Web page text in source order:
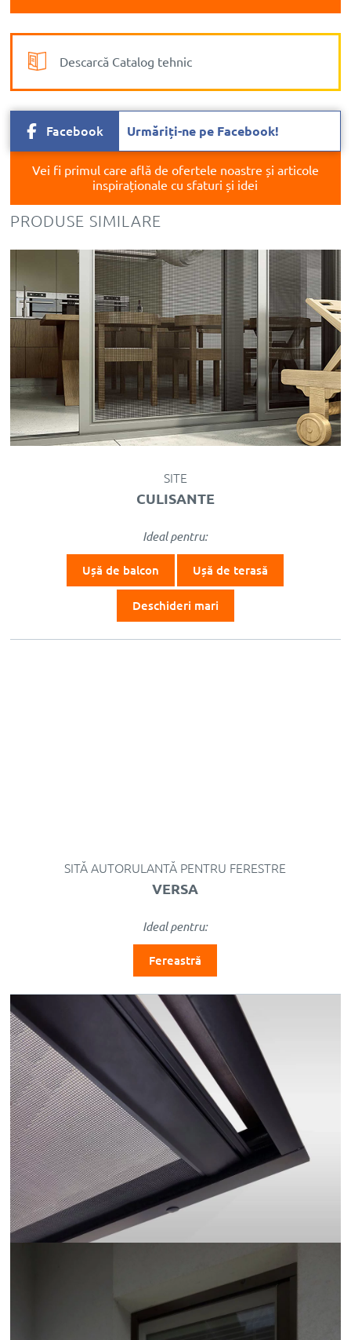
Descarcă Catalog tehnic
Facebook Urmăriți-ne pe Facebook!
Vei fi primul care află de ofertele noastre și articole
inspiraționale cu sfaturi și idei
PRODUSE SIMILARE
SITE
CULISANTE
Ideal pentru:
Ușă de balcon Ușă de terasă
Deschideri mari
SITĂ AUTORULANTĂ PENTRU FERESTRE
VERSA
Ideal pentru:
Fereastră